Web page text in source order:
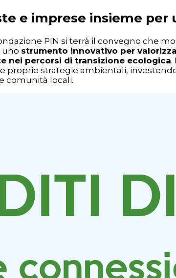
e imprese insieme
PIN si terrà il convegno che
uno strumento innovativo per
nei percorsi di transizione ecologica.
proprie strategie ambientali,
comunità locali.